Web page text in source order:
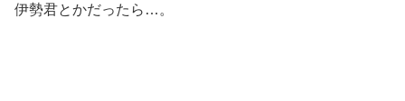
伊勢君とかだったら…。